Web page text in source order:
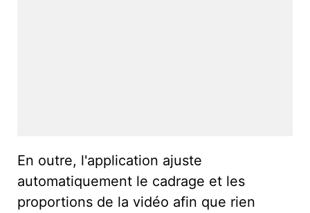
En outre, l'application ajuste
automatiquement le cadrage et les
proportions de la vidéo afin que rien